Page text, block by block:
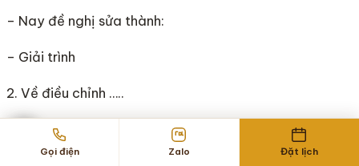
– Nay đề nghị sửa thành:
– Giải trình
2. Về điều chỉnh …..
– Nội dung đã quy định tại Giấy CNĐT/*:
Gọi điện Zalo Đặt lịch